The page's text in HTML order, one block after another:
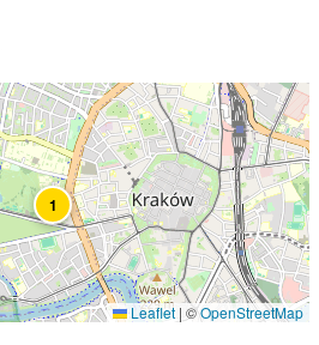
1
Leaflet | ©OpenStreetMap